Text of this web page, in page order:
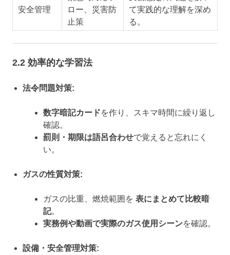
安全管理
ロー、災害防
止策
て実践的な理解を深め
る。
2.2 効率的な学習法
法令問題対策:
数字暗記カードを作り、スキマ時間に繰り返し
確認。
罰則・期限は語呂合わせで覚えると忘れにく
い。
ガスの性質対策:
ガスの比重、燃焼範囲を 表にまとめて比較暗
記。
実務例や動画で実際のガス使用シーンを確認。
設備・安全管理対策: